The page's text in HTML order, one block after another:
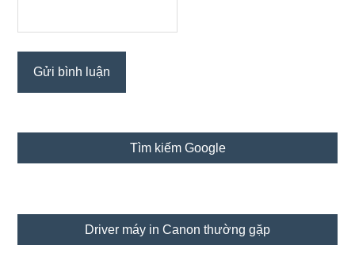
chính
Tìm kiếm Google
Driver máy in Canon thường gặp